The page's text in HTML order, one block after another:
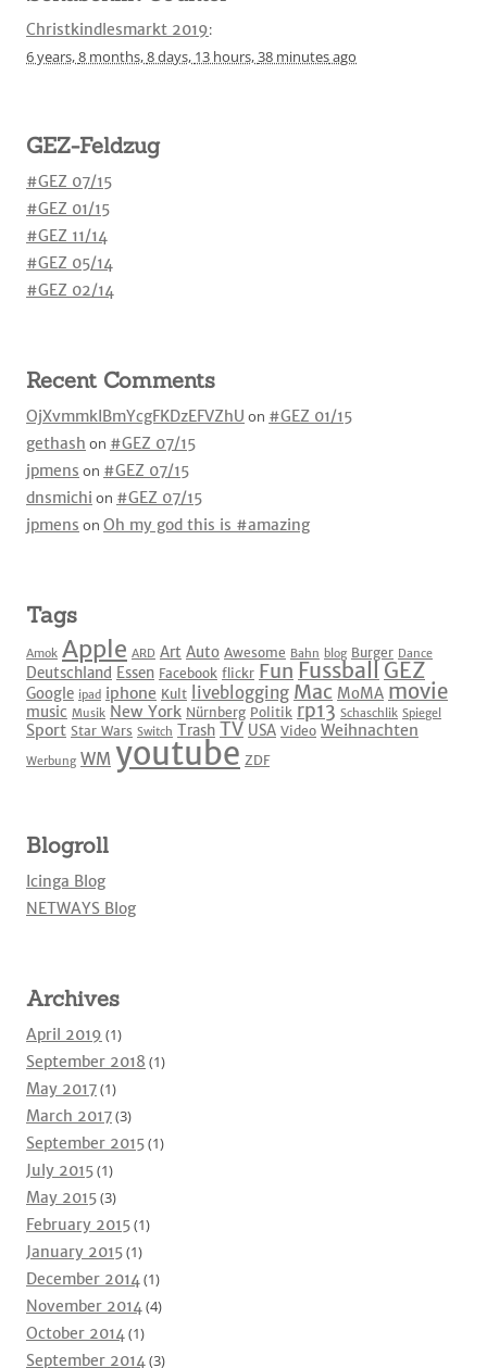
Christkindlesmarkt 2019:
6 years,8 months,8 days, 13 hours,38 minutesago
GEZ-Feldzug
#GEZ 07/15
#GEZ 01/15
#GEZ 11/14
#GEZ 05/14
#GEZ 02/14
Recent Comments
OjXvmmkIBmYcgFKDzEFVZhU on #GEZ 01/15
gethash on #GEZ 07/15
jpmens on #GEZ 07/15
dnsmichi on #GEZ 07/15
jpmens on Oh my god this is #amazing
Tags
Amok Apple ARD Art Auto Awesome Bahn blog Burger Dance
Deutschland Essen Facebook flickr Fun Fussball GEZ
Google ipad iphone Kult liveblogging Mac MoMA movie
music Musik New York Nürnberg Politik rp13 Schaschlik Spiegel
Sport Star Wars Switch Trash TV USA Video Weihnachten
Werbung WM youtube ZDF
Blogroll
Icinga Blog
NETWAYS Blog
Archives
April 2019 (1)
September 2018 (1)
May 2017(1)
March 2017(3)
September 2015(1)
July 2015(1)
May 2015(3)
February 2015(1)
January 2015(1)
December 2014(1)
November 2014(4)
October 2014(1)
September 2014(3)